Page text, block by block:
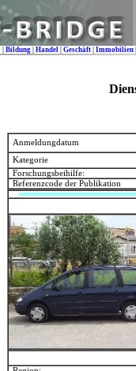
Bildung Handel Geschäft Immobilien
Anmeldungdatum
Kategorie
Forschungsbeihilfe:
Referenzcode der Publikation